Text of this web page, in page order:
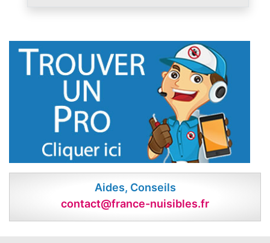
Aides, Conseils
contact@france-nuisibles.fr